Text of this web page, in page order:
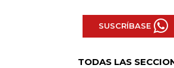
SUSCRÍBASE
TODAS LAS